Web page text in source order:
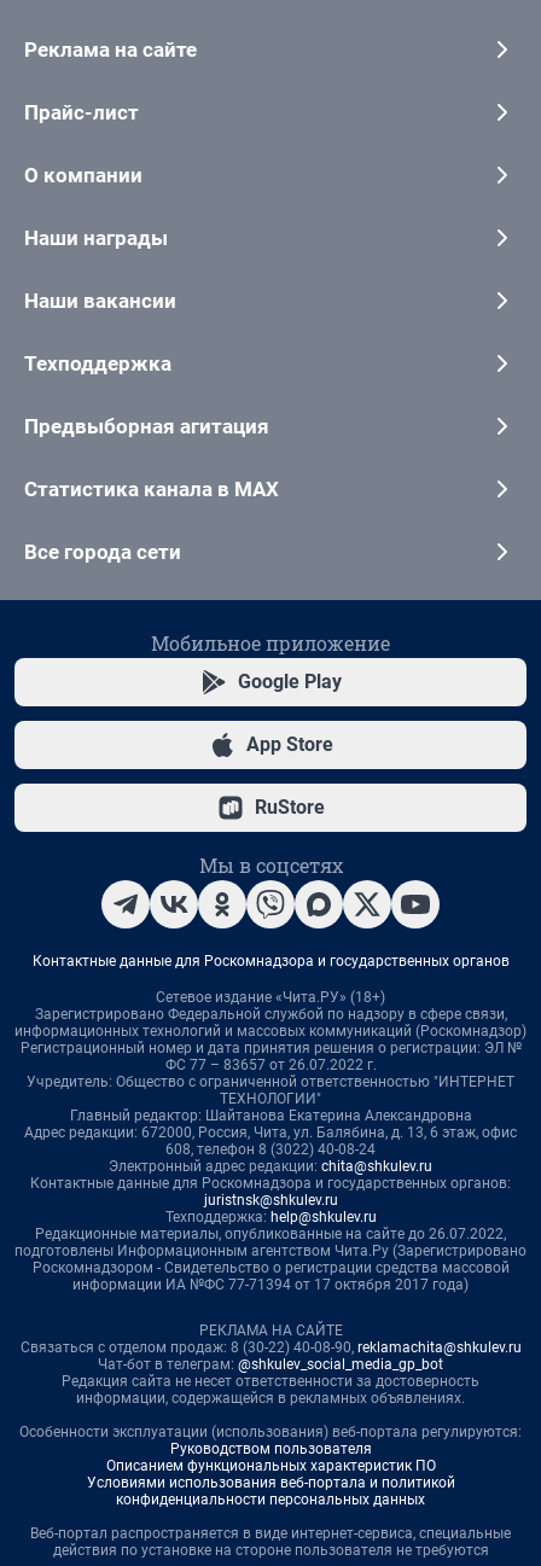
Реклама на сайте
Прайс-лист
О компании
Наши награды
Наши вакансии
Техподдержка
Предвыборная агитация
Статистика канала в MAX
Все города сети
Мобильное приложение
Google Play
App Store
RuStore
Мы в соцсетях
Контактные данные для Роскомнадзора и государственных органов
Сетевое издание «Чита.РУ» (18+)
Зарегистрировано Федеральной службой по надзору в сфере связи,
информационных технологий и массовых коммуникаций (Роскомнадзор)
Регистрационный номер и дата принятия решения о регистрации: ЭЛ №
ФС 77 – 83657 от 26.07.2022 г.
Учредитель: Общество с ограниченной ответственностью "ИНТЕРНЕТ
ТЕХНОЛОГИИ"
Главный редактор: Шайтанова Екатерина Александровна
Адрес редакции: 672000, Россия, Чита, ул. Балябина, д. 13, 6 этаж, офис
608, телефон 8 (3022) 40-08-24
Электронный адрес редакции: chita@shkulev.ru
Контактные данные для Роскомнадзора и государственных органов:
juristnsk@shkulev.ru
Техподдержка: help@shkulev.ru
Редакционные материалы, опубликованные на сайте до 26.07.2022,
подготовлены Информационным агентством Чита.Ру (Зарегистрировано
Роскомнадзором - Свидетельство о регистрации средства массовой
информации ИА №ФС 77-71394 от 17 октября 2017 года)
РЕКЛАМА НА САЙТЕ
Связаться с отделом продаж: 8 (30-22) 40-08-90, reklamachita@shkulev.ru
Чат-бот в телеграм: @shkulev_social_media_gp_bot
Редакция сайта не несет ответственности за достоверность
информации, содержащейся в рекламных объявлениях.
Особенности эксплуатации (использования) веб-портала регулируются:
Руководством пользователя
Описанием функциональных характеристик ПО
Условиями использования веб-портала и политикой
конфиденциальности персональных данных
Веб-портал распространяется в виде интернет-сервиса, специальные
действия по установке на стороне пользователя не требуются